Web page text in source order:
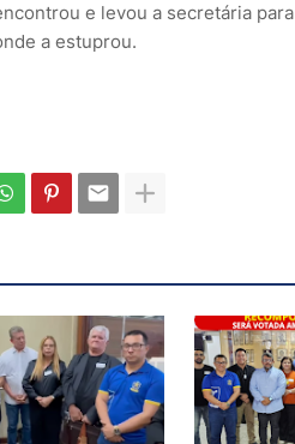
e levou a secretária
a estuprou.